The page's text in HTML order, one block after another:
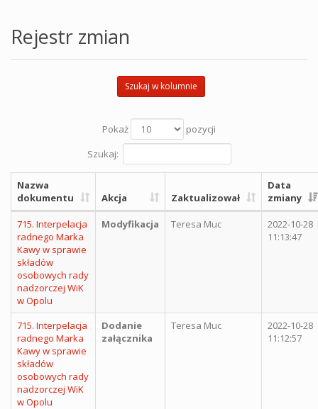
Rejestr zmian
Szukaj w kolumnie
Pokaż
pozycji
Szukaj:
Nazwa
dokumentu
Akcja Zaktualizował
Data
zmiany
715. Interpelacja
radnego Marka
Kawy w sprawie
składów
osobowych rady
nadzorczej WiK
w Opolu
Modyfikacja Teresa Muc
2022-10-28
11:13:47
715. Interpelacja
radnego Marka
Kawy w sprawie
składów
osobowych rady
nadzorczej WiK
w Opolu
Dodanie
załącznika
Teresa Muc
2022-10-28
11:12:57